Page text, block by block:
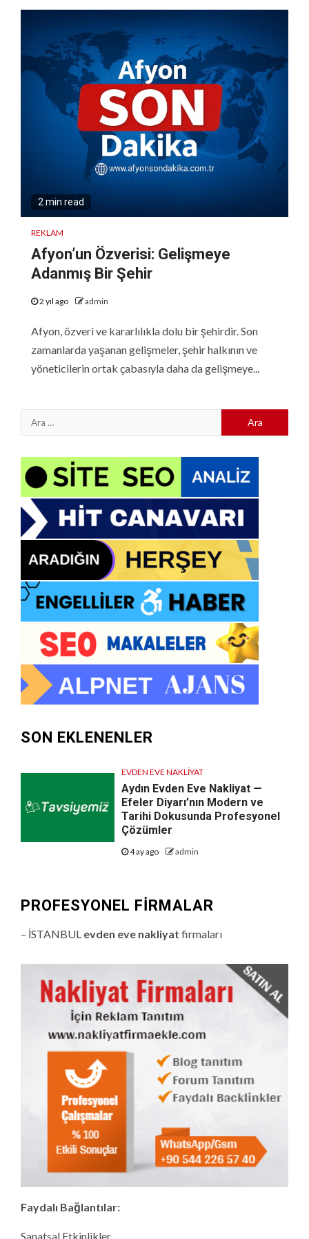
2 min read
REKLAM
Afyon’un Özverisi: Gelişmeye
Adanmış Bir Şehir
2 yıl ago admin
Afyon, özveri ve kararlılıkla dolu bir şehirdir. Son
zamanlarda yaşanan gelişmeler, şehir halkının ve
yöneticilerin ortak çabasıyla daha da gelişmeye...
Arama:
SON EKLENENLER
EVDEN EVE NAKLIYAT
Aydın Evden Eve Nakliyat —
Efeler Diyarı’nın Modern ve
Tarihi Dokusunda Profesyonel
Çözümler
4 ay ago admin
PROFESYONEL FIRMALAR
– İSTANBUL evden eve nakliyat firmaları
Faydalı Bağlantılar:
Sanatsal Etkinlikler